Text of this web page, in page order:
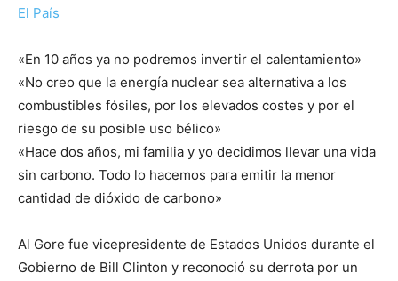
El País
«En 10 años ya no podremos invertir el calentamiento»
«No creo que la energía nuclear sea alternativa a los
combustibles fósiles, por los elevados costes y por el
riesgo de su posible uso bélico»
«Hace dos años, mi familia y yo decidimos llevar una vida
sin carbono. Todo lo hacemos para emitir la menor
cantidad de dióxido de carbono»
Al Gore fue vicepresidente de Estados Unidos durante el
Gobierno de Bill Clinton y reconoció su derrota por un